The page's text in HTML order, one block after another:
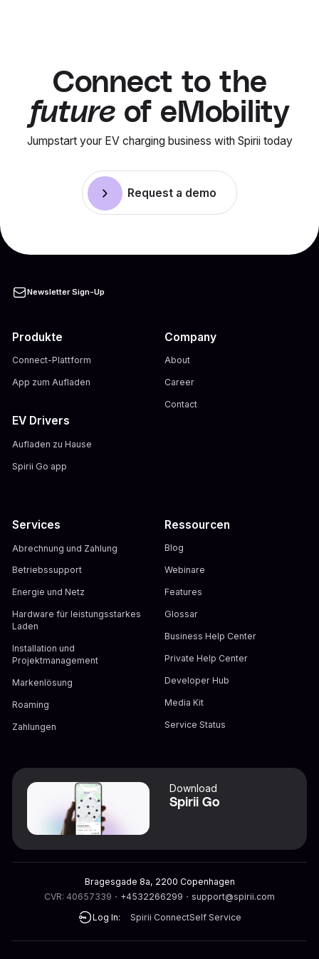
Connect to the
future of eMobility
Jumpstart your EV charging business with Spirii today
Request a demo
Newsletter Sign-Up
Produkte
Connect-Plattform
App zum Aufladen
EV Drivers
Aufladen zu Hause
Spirii Go app
Company
About
Career
Contact
Services
Abrechnung und Zahlung
Betriebssupport
Energie und Netz
Hardware für leistungsstarkes
Laden
Installation und
Projektmanagement
Markenlösung
Roaming
Zahlungen
Ressourcen
Blog
Webinare
Features
Glossar
Business Help Center
Private Help Center
Developer Hub
Media Kit
Service Status
Download
Spirii Go
Bragesgade 8a, 2200 Copenhagen
CVR: 40657339 ・ +4532266299 ・ support@spirii.com
Log In:
Spirii ConnectSelf Service